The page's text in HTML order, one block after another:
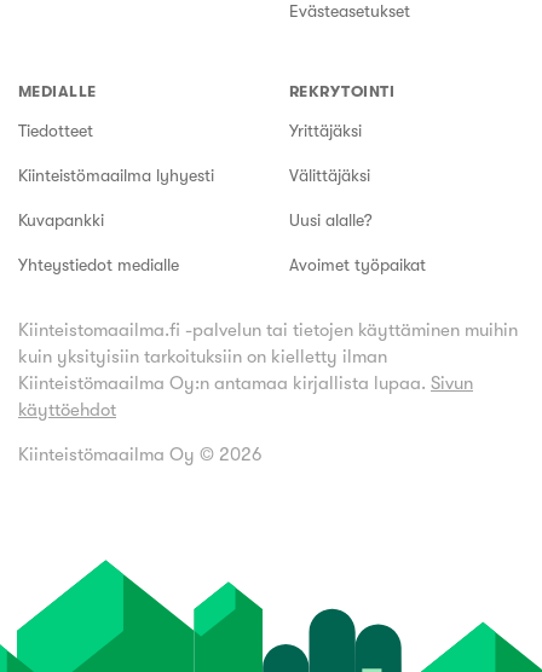
Evästeasetukset
MEDIALLE
Tiedotteet
Kiinteistömaailma lyhyesti
Kuvapankki
Yhteystiedot medialle
REKRYTOINTI
Yrittäjäksi
Välittäjäksi
Uusi alalle?
Avoimet työpaikat
Kiinteistomaailma.fi -palvelun tai tietojen käyttäminen muihin
kuin yksityisiin tarkoituksiin on kielletty ilman
Kiinteistömaailma Oy:n antamaa kirjallista lupaa. Sivun
käyttöehdot
Kiinteistömaailma Oy © 2026